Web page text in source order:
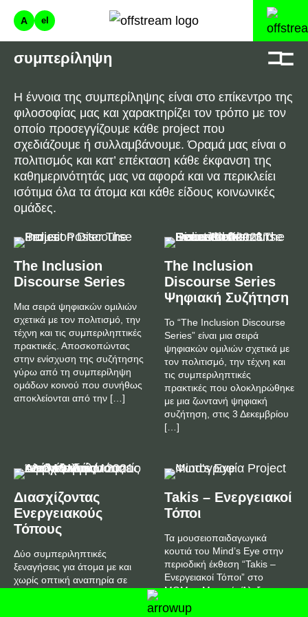
A el
συμπερίληψη
Η έννοια της συμπερίληψης είναι στο επίκεντρο της
φιλοσοφίας μας και χαρακτηρίζει τον τρόπο με τον
οποίο προσεγγίζουμε κάθε project που
σχεδιάζουμε ή συλλαμβάνουμε. Όραμά μας είναι ο
πολιτισμός και κατ’ επέκταση κάθε έκφανση της
καθημερινότητάς μας να αφορά και να περικλείει
ισότιμα όλα τα άτομα και κάθε είδους κοινωνικές
ομάδες.
The Inclusion
Discourse Series
Μια σειρά ψηφιακών ομιλιών
σχετικά με τον πολιτισμό, την
τέχνη και τις συμπεριληπτικές
πρακτικές. Αποσκοπώντας
στην ενίσχυση της συζήτησης
γύρω από τη συμπερίληψη
ομάδων κοινού που συνήθως
αποκλείονται από την […]
The Inclusion
Discourse Series
Ψηφιακή Συζήτηση
To “The Inclusion Discourse
Series” είναι μια σειρά
ψηφιακών ομιλιών σχετικά με
τον πολιτισμό, την τέχνη και
τις συμπεριληπτικές
πρακτικές που ολοκληρώθηκε
με μια ζωντανή ψηφιακή
συζήτηση, στις 3 Δεκεμβρίου
[…]
Διασχίζοντας
Ενεργειακούς
Τόπους
Δύο συμπεριληπτικές
ξεναγήσεις για άτομα με και
χωρίς οπτική αναπηρία σε
Takis – Ενεργειακοί
Τόποι
Τα μουσειοπαιδαγωγικά
κουτιά του Mind’s Eye στην
περιοδική έκθεση “Takis –
Ενεργειακοί Τόποι” στο
MOMus-Μουσείο Άλεξ
Μυλωνά σε επιμέλεια